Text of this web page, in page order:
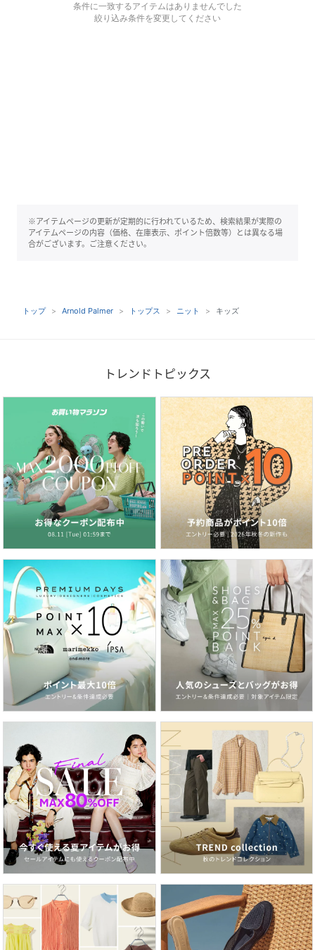
条件に一致するアイテムはありませんでした
絞り込み条件を変更してください
※アイテムページの更新が定期的に行われているため、検索結果が実際の
アイテムページの内容（価格、在庫表示、ポイント倍数等）とは異なる場
合がございます。ご注意ください。
トップ Arnold Palmer トップス ニット キッズ
トレンドトピックス